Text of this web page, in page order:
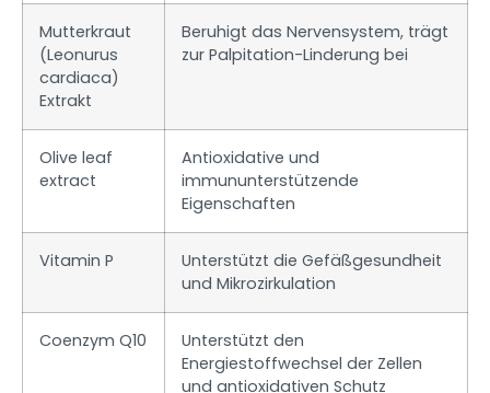
Mutterkraut
(Leonurus
cardiaca)
Extrakt
Beruhigt das Nervensystem, trägt
zur Palpitation-Linderung bei
Olive leaf
extract
Antioxidative und
immununterstützende
Eigenschaften
Vitamin P
Unterstützt die Gefäßgesundheit
und Mikrozirkulation
Coenzym Q10
Unterstützt den
Energiestoffwechsel der Zellen
und antioxidativen Schutz